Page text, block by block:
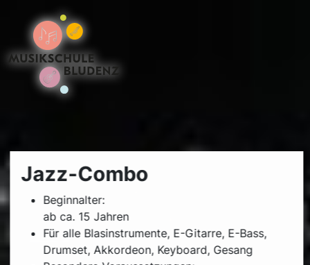
Jazz-Combo
Beginnalter:
ab ca. 15 Jahren
Für alle Blasinstrumente, E-Gitarre, E-Bass,
Drumset, Akkordeon, Keyboard, Gesang